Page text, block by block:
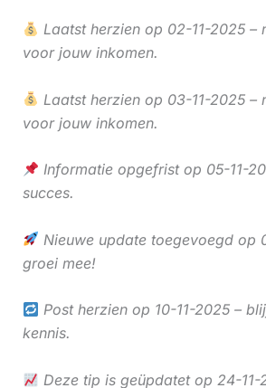
Laatst herzien op 02-11-2025 –
voor jouw inkomen.
Laatst herzien op 03-11-2025 –
voor jouw inkomen.
Informatie opgefrist op 05-11-
succes.
Nieuwe update toegevoegd op
groei mee!
Post herzien op 10-11-2025 –
kennis.
Deze tip is geüpdatet op 24-11-